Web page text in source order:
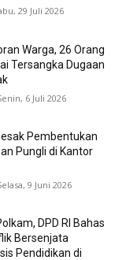
29 Juli 2026
Warga, 26 Orang
Tersangka Dugaan
6 Juli 2026
Pembentukan
Pungli di Kantor
9 Juni 2026
DPD RI Bahas
Bersenjata
Pendidikan di